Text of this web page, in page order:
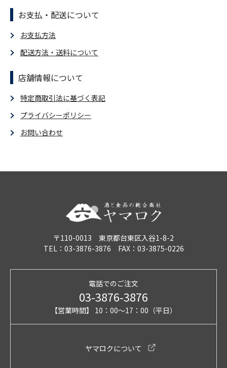
お支払・配送について
お支払方法
配送方法・送料について
店舗情報について
特定商取引法に基づく表記
プライバシーポリシー
お問い合わせ
〒110-0013 東京都台東区入谷1-8-2
TEL：03-3876-3876 FAX：03-3875-0226
電話でのご注文
03-3876-3876
【営業時間】 10：00～17：00（平日）
ヤマロクについて